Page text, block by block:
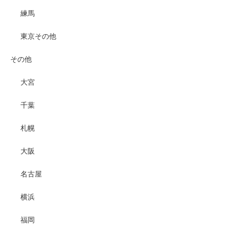
練馬
東京その他
その他
大宮
千葉
札幌
大阪
名古屋
横浜
福岡